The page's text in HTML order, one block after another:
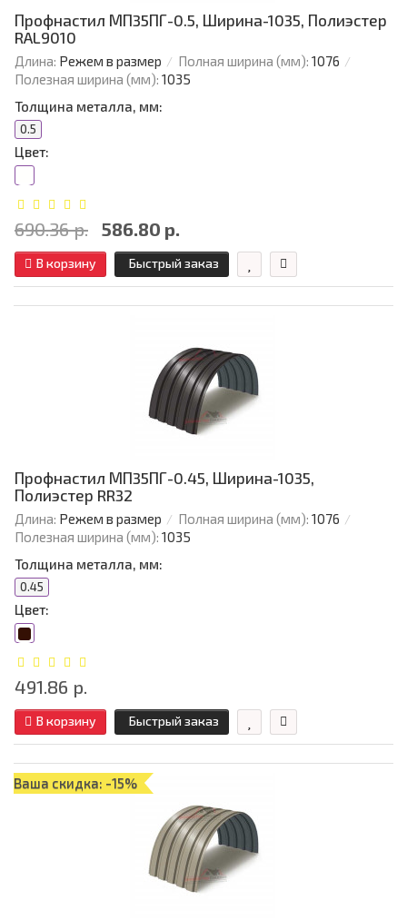
Профнастил МП35ПГ-0.5, Ширина-1035, Полиэстер
RAL9010
Длина: Режем в размер Полная ширина (мм): 1076
Полезная ширина (мм): 1035
Толщина металла, мм:
0.5
Цвет:
690.36 р. 586.80 р.
В корзину Быстрый заказ
Профнастил МП35ПГ-0.45, Ширина-1035,
Полиэстер RR32
Длина: Режем в размер Полная ширина (мм): 1076
Полезная ширина (мм): 1035
Толщина металла, мм:
0.45
Цвет:
491.86 р.
В корзину Быстрый заказ
Ваша скидка: -15%